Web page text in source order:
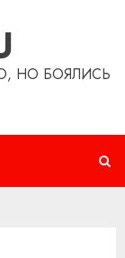
НО БОЯЛИСЬ